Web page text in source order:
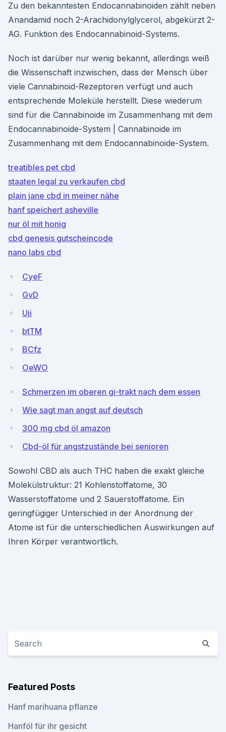
Zu den bekanntesten Endocannabinoiden zählt neben
Anandamid noch 2-Arachidonylglycerol, abgekürzt 2-
AG. Funktion des Endocannabinoid-Systems.
Noch ist darüber nur wenig bekannt, allerdings weiß
die Wissenschaft inzwischen, dass der Mensch über
viele Cannabinoid-Rezeptoren verfügt und auch
entsprechende Moleküle herstellt. Diese wiederum
sind für die Cannabinoide im Zusammenhang mit dem
Endocannabinoide-System | Cannabinoide im
Zusammenhang mit dem Endocannabinoide-System.
treatibles pet cbd
staaten legal zu verkaufen cbd
plain jane cbd in meiner nähe
hanf speichert asheville
nur öl mit honig
cbd genesis gutscheincode
nano labs cbd
CyeF
GvD
Uji
btTM
BCfz
OeWO
Schmerzen im oberen gi-trakt nach dem essen
Wie sagt man angst auf deutsch
300 mg cbd öl amazon
Cbd-öl für angstzustände bei senioren
Sowohl CBD als auch THC haben die exakt gleiche
Molekülstruktur: 21 Kohlenstoffatome, 30
Wasserstoffatome und 2 Sauerstoffatome. Ein
geringfügiger Unterschied in der Anordnung der
Atome ist für die unterschiedlichen Auswirkungen auf
Ihren Körper verantwortlich.
Featured Posts
Hanf marihuana pflanze
Hanföl für ihr gesicht